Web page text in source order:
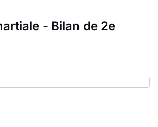
- Bilan de 2e